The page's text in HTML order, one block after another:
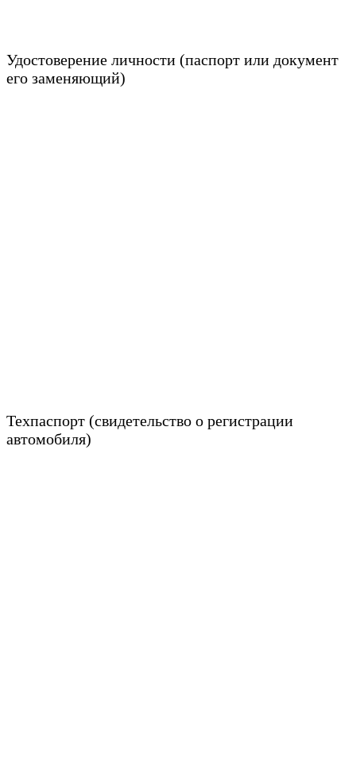
Удостоверение личности (паспорт или документ
его заменяющий)
Техпаспорт (свидетельство о регистрации
автомобиля)